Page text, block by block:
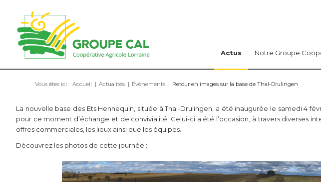
Actus Notre Groupe
Vous êtes ici : Accueil | Actualités | Évènements | Retour en images sur la base de Thal-Drulingen
La nouvelle base des Ets Hennequin, située à Thal-Drulingen, a été inaugurée le samedi 4
pour ce moment d’échange et de convivialité. Celui-ci a été l’occasion, à travers diverses
offres commerciales, les lieux ainsi que les équipes.
Découvrez les photos de cette journée :